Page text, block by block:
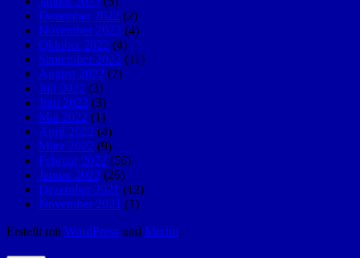
Dezember 2022 (2)
November 2022 (4)
Oktober 2022 (4)
September 2022 (11)
August 2022 (7)
Juli 2022 (3)
Juni 2022 (3)
Mai 2022 (1)
April 2022 (4)
März 2022 (9)
Februar 2022 (56)
Januar 2022 (26)
Dezember 2021 (12)
November 2021 (1)
Erstellt mit WordPress und Merlin.